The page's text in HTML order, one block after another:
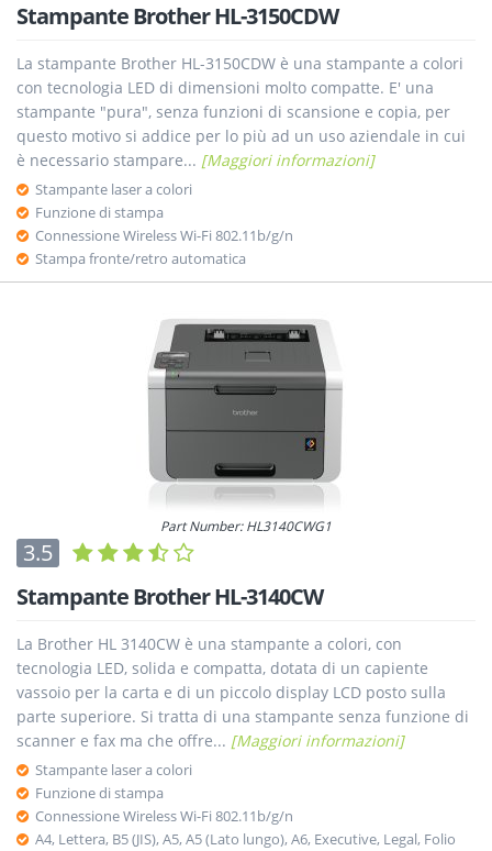
Stampante Brother HL-3150CDW
La stampante Brother HL-3150CDW è una stampante a colori
con tecnologia LED di dimensioni molto compatte. E' una
stampante "pura", senza funzioni di scansione e copia, per
questo motivo si addice per lo più ad un uso aziendale in cui
è necessario stampare... [Maggiori informazioni]
Stampante laser a colori
Funzione di stampa
Connessione Wireless Wi-Fi 802.11b/g/n
Stampa fronte/retro automatica
Part Number: HL3140CWG1
3.5
Stampante Brother HL-3140CW
La Brother HL 3140CW è una stampante a colori, con
tecnologia LED, solida e compatta, dotata di un capiente
vassoio per la carta e di un piccolo display LCD posto sulla
parte superiore. Si tratta di una stampante senza funzione di
scanner e fax ma che offre... [Maggiori informazioni]
Stampante laser a colori
Funzione di stampa
Connessione Wireless Wi-Fi 802.11b/g/n
A4, Lettera, B5 (JIS), A5, A5 (Lato lungo), A6, Executive, Legal, Folio